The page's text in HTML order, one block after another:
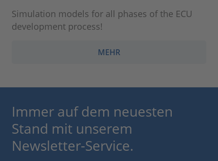
Simulation models for all phases of the ECU
development process!
MEHR
Immer auf dem neuesten
Stand mit unserem
Newsletter-Service.